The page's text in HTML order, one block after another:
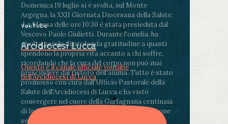
Domenica 19 luglio si è svolta, sul Monte
Argegna, la XXII Giornata Diocesana della Salute.
.La Messa delle ore 10:30 è stata presieduta dal
Vescovo Paolo Giulietti. Durante l'omelia, ha
rivolto parole di profonda gratitudine a quanti
spendono la propria vita accanto a chi soffre,
ricordando che la cura del corpo non può mai
prescindere dal ristoro dell'anima..Tutto è stato
promosso con cura dall'Ufficio Pastorale della
Salute dell'Arcidiocesi di Lucca e ha visto
convergere nel cuore della Garfagnana centinaia
di fedeli, operatori sanitari, volontari e persone
segnate dalla malattia.
YouTube
Arcidiocesi Lucca
Questo è il canale ufficiale youtube
dell'Arcidiocesi di Lucca